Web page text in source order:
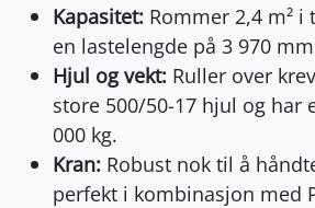
Kapasitet: Rommer 2,4 m²
en lastelengde på 3 970
Hjul og vekt: Ruller over
store 500/50-17 hjul og har
000 kg.
Kran: Robust nok til å
perfekt i kombinasjon med